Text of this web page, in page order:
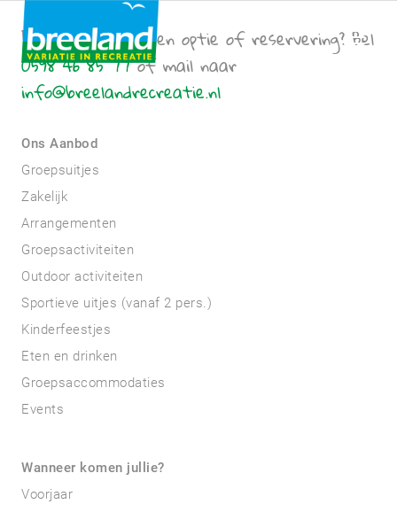
Een vraag over een optie of reservering? Bel
0598 46 85 77of mail naar
info@breelandrecreatie.nl
Ons Aanbod
Groepsuitjes
Zakelijk
Arrangementen
Groepsactiviteiten
Outdoor activiteiten
Sportieve uitjes (vanaf 2 pers.)
Kinderfeestjes
Eten en drinken
Groepsaccommodaties
Events
Wanneer komen jullie?
Voorjaar